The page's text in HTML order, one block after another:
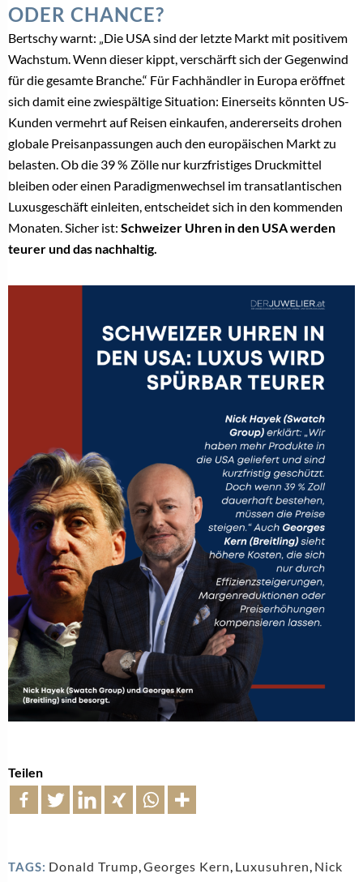
ODER CHANCE?
Bertschy warnt: „Die USA sind der letzte Markt mit positivem
Wachstum. Wenn dieser kippt, verschärft sich der Gegenwind
für die gesamte Branche.“ Für Fachhändler in Europa eröffnet
sich damit eine zwiespältige Situation: Einerseits könnten US-
Kunden vermehrt auf Reisen einkaufen, andererseits drohen
globale Preisanpassungen auch den europäischen Markt zu
belasten. Ob die 39 % Zölle nur kurzfristiges Druckmittel
bleiben oder einen Paradigmenwechsel im transatlantischen
Luxusgeschäft einleiten, entscheidet sich in den kommenden
Monaten. Sicher ist: Schweizer Uhren in den USA werden
teurer und das nachhaltig.
Teilen
TAGS: Donald Trump,Georges Kern, Luxusuhren, Nick